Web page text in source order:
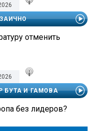
отменить
БУТА И ГАМОВА
без лидеров?